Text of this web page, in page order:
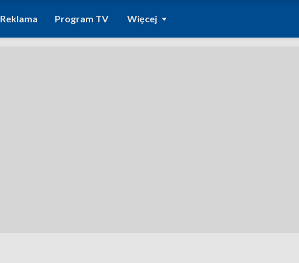
Reklama Program TV Więcej